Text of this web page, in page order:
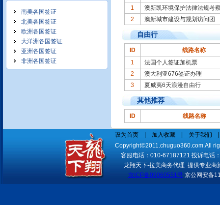
我们竭诚为您服务:
十年操作经验,保质保量,商务活
我们有成熟的酒店实时预定系
南美各国签证
北美各国签证
欧洲各国签证
大洋洲各国签证
亚洲各国签证
非洲各国签证
1
澳新凯环境保护法律法规考
2
澳新城市建设与规划访问团
自由行
ID
线路名称
1
法国个人签证加机票
2
澳大利亚676签证办理
3
夏威夷6天浪漫自由行
其他推荐
ID 线路名称
设为首页| 加入收藏 关于我们
Copyright©2011.chuguo360.com.All
客服电话：010-67187121 投诉电话
龙翔天下-拉美商务代理 提供专业商
京ICP备09060551号京公网安备